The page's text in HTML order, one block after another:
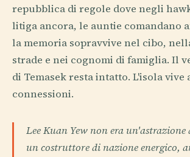
repubblica di regole dove negli
litiga ancora, le auntie comandano
la memoria sopravvive nel cibo,
strade e nei cognomi di famiglia. Il
di Temasek resta intatto. L'isola vive
connessioni.
Lee Kuan Yew non era
un costruttore di nazione energico,